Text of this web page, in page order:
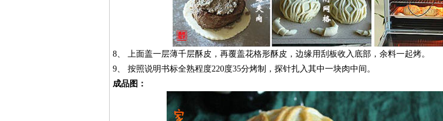
8、 上面盖一层薄千层酥皮，再覆盖花格形酥皮，边缘用刮板收入底部，余料一起烤。
9、 按照说明书标全熟程度220度35分烤制，探针扎入其中一块肉中间。
成品图：